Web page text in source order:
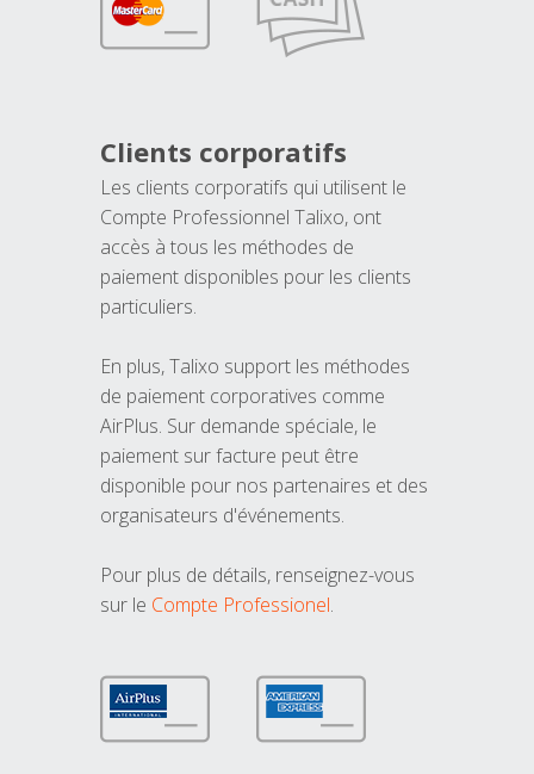
Clients corporatifs
Les clients corporatifs qui utilisent le
Compte Professionnel Talixo, ont
accès à tous les méthodes de
paiement disponibles pour les clients
particuliers.
En plus, Talixo support les méthodes
de paiement corporatives comme
AirPlus. Sur demande spéciale, le
paiement sur facture peut être
disponible pour nos partenaires et des
organisateurs d'événements.
Pour plus de détails, renseignez-vous
sur le Compte Professionel.